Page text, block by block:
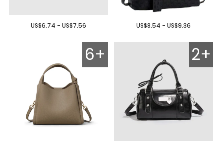
US$6.74 - US$7.56 US$8.54 - US$9.36
6+ 2+